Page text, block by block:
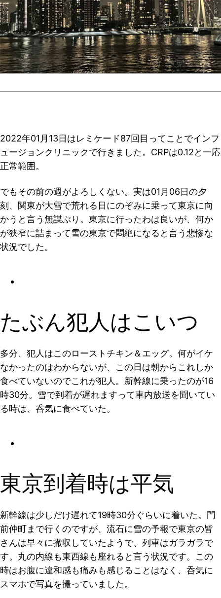
2022年01月13日はレミケード87回目ってことでインフ
ュージョンクリニックで行きました。CRPは0.12と一応
正常範囲。
でもその前の週がよろしくない。実は01月06日の夕
刻、関東が大雪で荒れる日にのぞみに乗って東京に向
かうと言う無謀ぶり。東京に行ったわは良いが、何か
が狭窄に詰まって雪の東京で悶絶になると言う悲惨な
状況でした。
たぶん犯人はこいつ
多分、犯人はこのローストチキン＆エッグ。何がイケ
なかったのはわからないが、この日は朝からこれしか
食べていないのでこれが犯人。新幹線に乗ったのが16
時30分。雪で到着が遅れますって車内放送を聞いてい
る時は、呑気に食べていた。
東京到着時は平気
新幹線は少しだけ遅れて19時30分ぐらいに着いた。門
前仲町まで行くのですが、流石に雪の予報で東京の皆
さんは早々に撤収していたようで、列車はガラガラで
す。丸の内線も東西線も座れると言う状況です。この
時はお腹に違和感も痛みも感じることはなく、呑気に
スマホで写真を撮っていました。